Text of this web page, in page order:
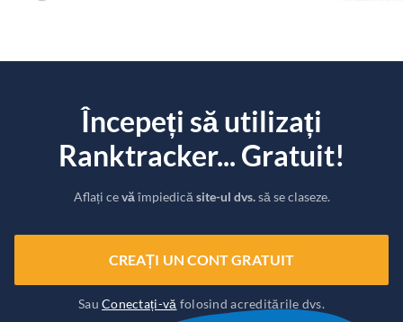
Începeți să utilizați
Ranktracker... Gratuit!
Aflați cevăîmpiedică site-ul dvs.să se claseze.
CREAȚI UN CONT GRATUIT
SauConectați-vă folosind acreditările dvs.